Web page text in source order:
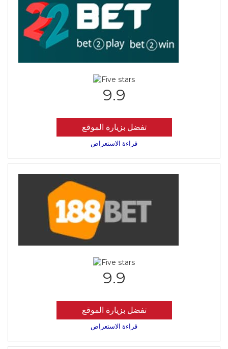
9.9
تفضل بزيارة الموقع
قراءة الاستعراض
9.9
تفضل بزيارة الموقع
قراءة الاستعراض